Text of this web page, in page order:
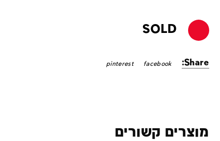
SOLD
Share:
facebook
pinterest
מוצרים קשורים